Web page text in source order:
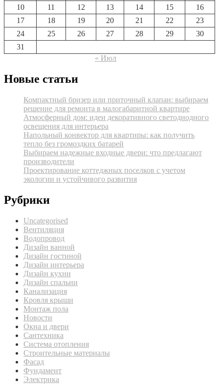
10 11 12 13 14 15
16
17
18 19 20 21 22
23
24
25 26 27 28 29
30
31
« Июл
Новые статьи
Компактный бризер или приточный клапан: выбираем
решение для ремонта в малогабаритной квартире
Атмосферный дом: идеи декоративного светодиодного
освещения для интерьера
Напольный конвектор для квартиры: как получить
тепло без громоздких батарей
Выбираем надежные входные двери: что предлагают
производители
Проектирование коттеджных поселков с учетом
экологии и устойчивого развития
Рубрики
Uncategorised
Вентиляция
Водопровод
Дизайн ванной
Дизайн гостиной
Дизайн интерьера
Дизайн кухни
Дизайн спальни
Канализация
Кровля крыши
Монтаж пола
Новости
Окна и двери
Сантехника
Система отопления
Строительные материалы
Фасад
Фундамент
Электрика